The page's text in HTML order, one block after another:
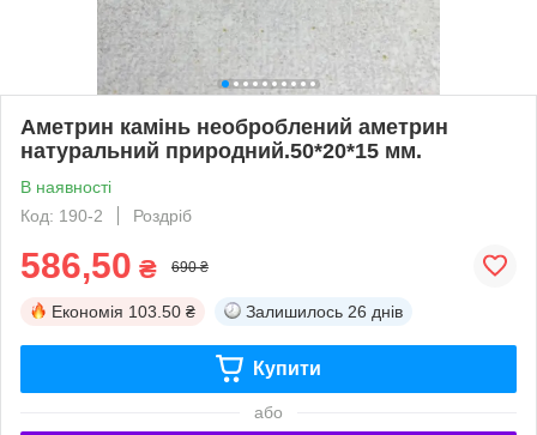
Аметрин камінь необроблений аметрин
натуральний природний.50*20*15 мм.
В наявності
Код: 190-2
Роздріб
586,50 ₴ 690 ₴
Економія 103.50 ₴ Залишилось 26 днів
Купити
або